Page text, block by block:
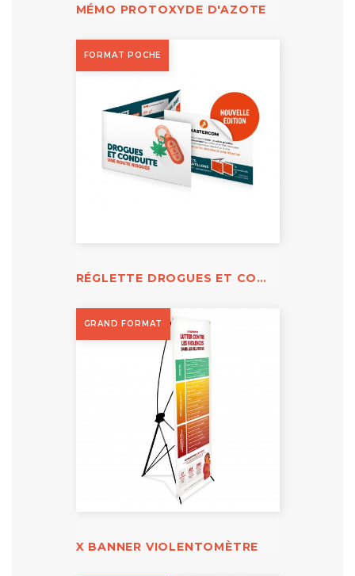
MÉMO PROTOXYDE D'AZOTE
FORMAT POCHE
RÉGLETTE DROGUES ET CONDUITE
GRAND FORMAT
X BANNER VIOLENTOMÈTRE